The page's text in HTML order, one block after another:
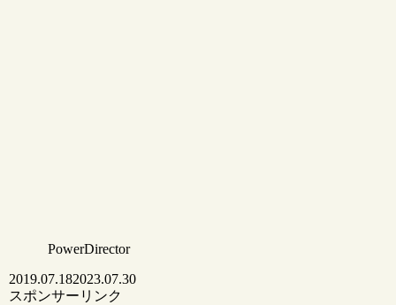
PowerDirector
2019.07.182023.07.30
スポンサーリンク